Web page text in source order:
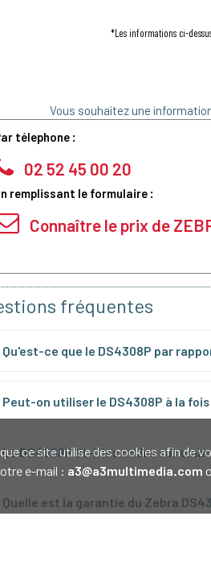
ce site utilise des cookies afin
e-mail : a3@a3multimedia.com
*Les informations ci-
Vous souhaitez une
télephone :
02 52 45 00 20
remplissant le formulaire :
Connaître le prix de
fréquentes
Qu'est-ce que le DS4308P par
Peut-on utiliser le DS4308P à la
Le DS4308P lit-il les codes sur
Quelle est la garantie du Zebra